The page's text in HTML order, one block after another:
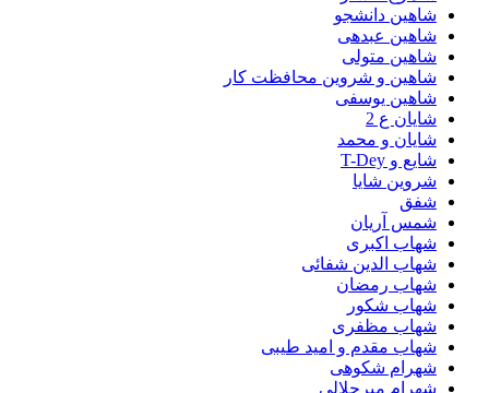
شاهین دانشجو
شاهین عبدهی
شاهین متولی
شاهین و شروین محافظت کار
شاهین یوسفی
شایان ع 2
شایان و محمد
شایع و T-Dey
شروین شایا
شفق
شمس آریان
شهاب اکبری
شهاب الدین شفائی
شهاب رمضان
شهاب شکور
شهاب مظفری
شهاب مقدم و امید طیبی
شهرام شکوهی
شهرام میرجلالی